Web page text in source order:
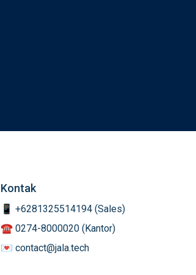
Kontak
📱 +6281325514194 (Sales)
☎️ 0274-8000020 (Kantor)
💌 contact@jala.tech